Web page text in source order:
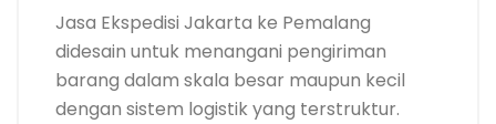
Jasa Ekspedisi Jakarta ke Pemalang
didesain untuk menangani pengiriman
barang dalam skala besar maupun kecil
dengan sistem logistik yang terstruktur.